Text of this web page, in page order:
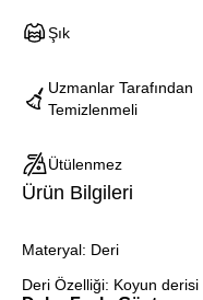
Şık
Uzmanlar Tarafından
Temizlenmeli
Ütülenmez
Ürün Bilgileri
Materyal: Deri
Deri Özelliği: Koyun derisi